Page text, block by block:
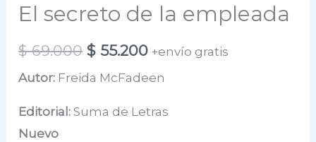
El secreto de la empleada
$69.000 El
precio
original
$ 55.200El
precio
actual
+envío gratis
Autor: Freida McFadeen
Editorial:Suma de Letras
Nuevo